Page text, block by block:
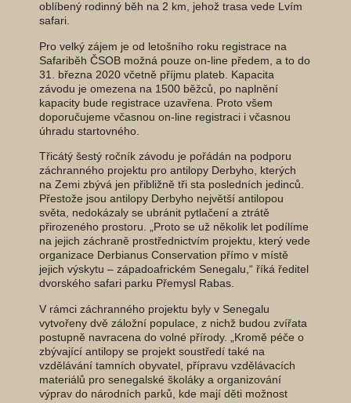
oblíbený rodinný běh na 2 km, jehož trasa vede Lvím
safari.
Pro velký zájem je od letošního roku registrace na
Safariběh ČSOB možná pouze on-line předem, a to do
31. března 2020 včetně příjmu plateb. Kapacita
závodu je omezena na 1500 běžců, po naplnění
kapacity bude registrace uzavřena. Proto všem
doporučujeme včasnou on-line registraci i včasnou
úhradu startovného.
Třicátý šestý ročník závodu je pořádán na podporu
záchranného projektu pro antilopy Derbyho, kterých
na Zemi zbývá jen přibližně tři sta posledních jedinců.
Přestože jsou antilopy Derbyho největší antilopou
světa, nedokázaly se ubránit pytlačení a ztrátě
přirozeného prostoru. „Proto se už několik let podílíme
na jejich záchraně prostřednictvím projektu, který vede
organizace Derbianus Conservation přímo v místě
jejich výskytu – západoafrickém Senegalu,“ říká ředitel
dvorského safari parku Přemysl Rabas.
V rámci záchranného projektu byly v Senegalu
vytvořeny dvě záložní populace, z nichž budou zvířata
postupně navracena do volné přírody. „Kromě péče o
zbývající antilopy se projekt soustředí také na
vzdělávání tamních obyvatel, přípravu vzdělávacích
materiálů pro senegalské školáky a organizování
výprav do národních parků, kde mají děti možnost